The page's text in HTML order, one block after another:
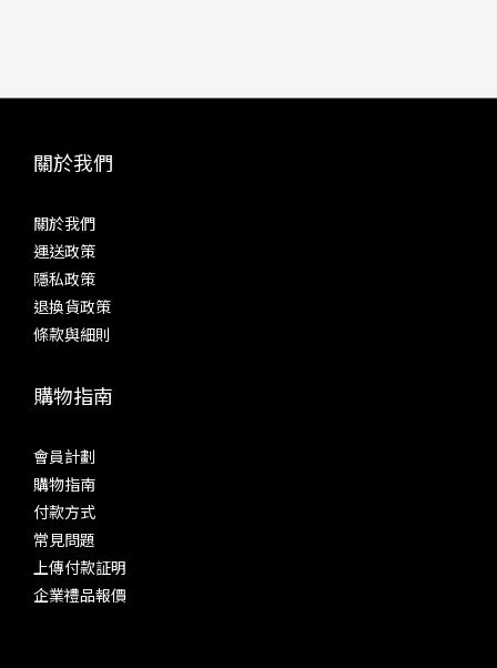
關於我們
關於我們
運送政策
隱私政策
退換貨政策
條款與細則
購物指南
會員計劃
購物指南
付款方式
常見問題
上傳付款証明
企業禮品報價